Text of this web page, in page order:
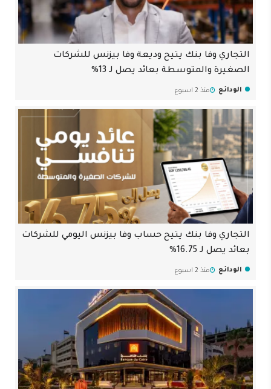
التجاري وفا بنك يتيح وديعة وفا بيزنس للشركات
الصغيرة والمتوسطة بعائد يصل لـ 13%
الودائع منذ 2 اسبوع
التجاري وفا بنك يتيح حساب وفا بيزنس اليومي للشركات
بعائد يصل لـ 16.75%
الودائع منذ 2 اسبوع